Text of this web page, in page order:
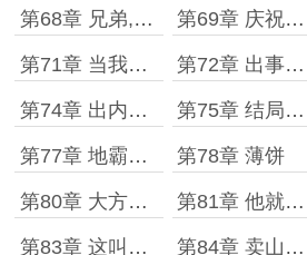
第68章 兄弟,是我爸? 第69章 庆祝会【求票票存活
第71章 当我秘书吧【求票票 第72章 出事了【求票票
第74章 出内鬼【求票票 第75章 结局突变【求票票
第77章 地霸虎头 第78章 薄饼
第80章 大方发奖励 第81章 他就是虎头
第83章 这叫月饼 第84章 卖山货的季老四